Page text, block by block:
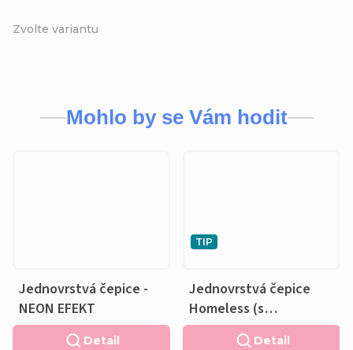
Zvolte variantu
Mohlo by se Vám hodit
Jednovrstvá čepice -
NEON EFEKT
Detail
TIP
Jednovrstvá čepice
Homeless (s
přepadem) - NEON
Detail